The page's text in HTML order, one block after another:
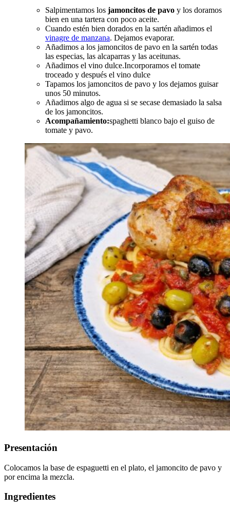
Salpimentamos los jamoncitos de pavo y los doramos
bien en una tartera con poco aceite.
Cuando estén bien dorados en la sartén añadimos el
vinagre de manzana. Dejamos evaporar.
Añadimos a los jamoncitos de pavo en la sartén todas
las especias, las alcaparras y las aceitunas.
Añadimos el vino dulce.Incorporamos el tomate
troceado y después el vino dulce
Tapamos los jamoncitos de pavo y los dejamos guisar
unos 50 minutos.
Añadimos algo de agua si se secase demasiado la salsa
de los jamoncitos.
Acompañamiento:spaghetti blanco bajo el guiso de
tomate y pavo.
Presentación
Colocamos la base de espaguetti en el plato, el jamoncito de pavo y
por encima la mezcla.
Ingredientes